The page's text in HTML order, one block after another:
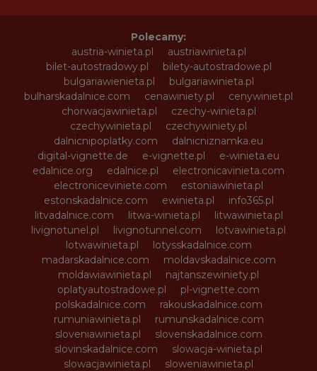
Polecamy:
austria-winieta.pl
austriawinieta.pl
bilet-autostradowy.pl
bilety-autostradowe.pl
bulgariawienieta.pl
bulgariawinieta.pl
bulharskadalnice.com
cenawiniety.pl
cenywiniet.pl
chorwacjawinieta.pl
czechy-winieta.pl
czechywinieta.pl
czechywiniety.pl
dalnicnipoplatky.com
dalnicniznamka.eu
digital-vignette.de
e-vignette.pl
e-winieta.eu
edalnice.org
edalnice.pl
electronicavinieta.com
electroniceviniete.com
estoniawinieta.pl
estonskadalnice.com
ewinieta.pl
info365.pl
litvadalnice.com
litwa-winieta.pl
litwawinieta.pl
livignotunel.pl
livignotunnel.com
lotvawinieta.pl
lotwawinieta.pl
lotysskadalnice.com
madarskadalnice.com
moldavskadalnice.com
moldawiawinieta.pl
najtanszewiniety.pl
oplatyautostradowe.pl
pl-vignette.com
polskadalnice.com
rakouskadalnice.com
rumuniawinieta.pl
rumunskadalnice.com
sloveniawinieta.pl
slovenskadalnice.com
slovinskadalnice.com
slowacja-winieta.pl
slowacjawinieta.pl
sloweniawinieta.pl